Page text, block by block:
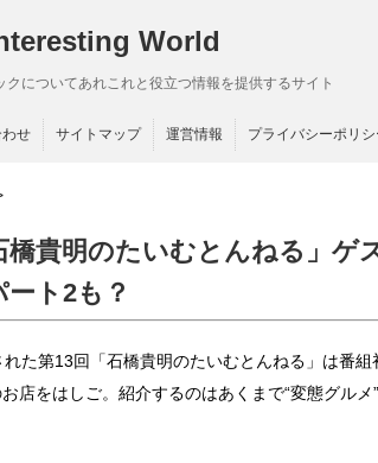
World
クについてあれこれと役立つ情報を提供するサイト
せ サイトマップ 運営情報 プライバシーポリシ
橋貴明のたいむとんねる」ゲ
ト2も？
た第13回「石橋貴明のたいむとんねる」は番
店をはしご。紹介するのはあくまで“変態グル